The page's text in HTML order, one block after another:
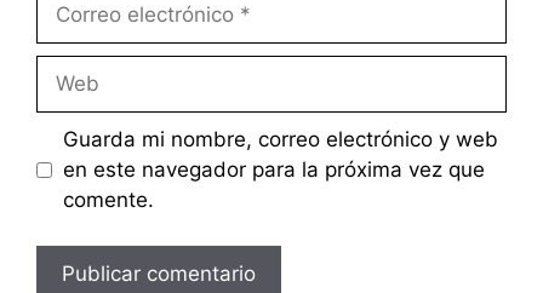
electrónico
Guarda mi nombre, correo electrónico y web
en este navegador para la próxima vez que
comente.